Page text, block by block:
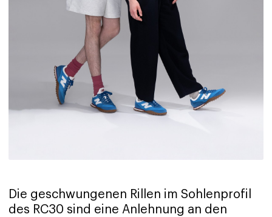
Die geschwungenen Rillen im Sohlenprofil
des RC30 sind eine Anlehnung an den